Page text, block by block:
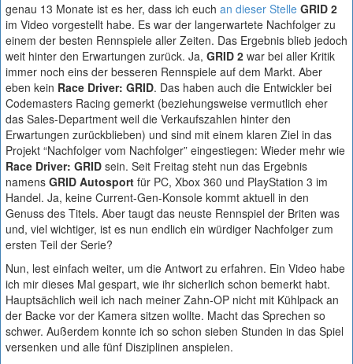
genau 13 Monate ist es her, dass ich euch an dieser Stelle GRID 2
im Video vorgestellt habe. Es war der langerwartete Nachfolger zu
einem der besten Rennspiele aller Zeiten. Das Ergebnis blieb jedoch
weit hinter den Erwartungen zurück. Ja, GRID 2 war bei aller Kritik
immer noch eins der besseren Rennspiele auf dem Markt. Aber
eben kein Race Driver: GRID. Das haben auch die Entwickler bei
Codemasters Racing gemerkt (beziehungsweise vermutlich eher
das Sales-Department weil die Verkaufszahlen hinter den
Erwartungen zurückblieben) und sind mit einem klaren Ziel in das
Projekt “Nachfolger vom Nachfolger” eingestiegen: Wieder mehr wie
Race Driver: GRID sein. Seit Freitag steht nun das Ergebnis
namens GRID Autosport für PC, Xbox 360 und PlayStation 3 im
Handel. Ja, keine Current-Gen-Konsole kommt aktuell in den
Genuss des Titels. Aber taugt das neuste Rennspiel der Briten was
und, viel wichtiger, ist es nun endlich ein würdiger Nachfolger zum
ersten Teil der Serie?
Nun, lest einfach weiter, um die Antwort zu erfahren. Ein Video habe
ich mir dieses Mal gespart, wie ihr sicherlich schon bemerkt habt.
Hauptsächlich weil ich nach meiner Zahn-OP nicht mit Kühlpack an
der Backe vor der Kamera sitzen wollte. Macht das Sprechen so
schwer. Außerdem konnte ich so schon sieben Stunden in das Spiel
versenken und alle fünf Disziplinen anspielen.